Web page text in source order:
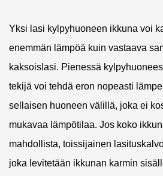
Yksi lasi kylpyhuoneen ikkuna voi
enemmän lämpöä kuin vastaava
kaksoislasi. Pienessä
tekijä voi tehdä eron nopeasti
sellaisen huoneen välillä, joka ei
mukavaa lämpötilaa. Jos koko
mahdollista, toissijainen
joka levitetään ikkunan karmin